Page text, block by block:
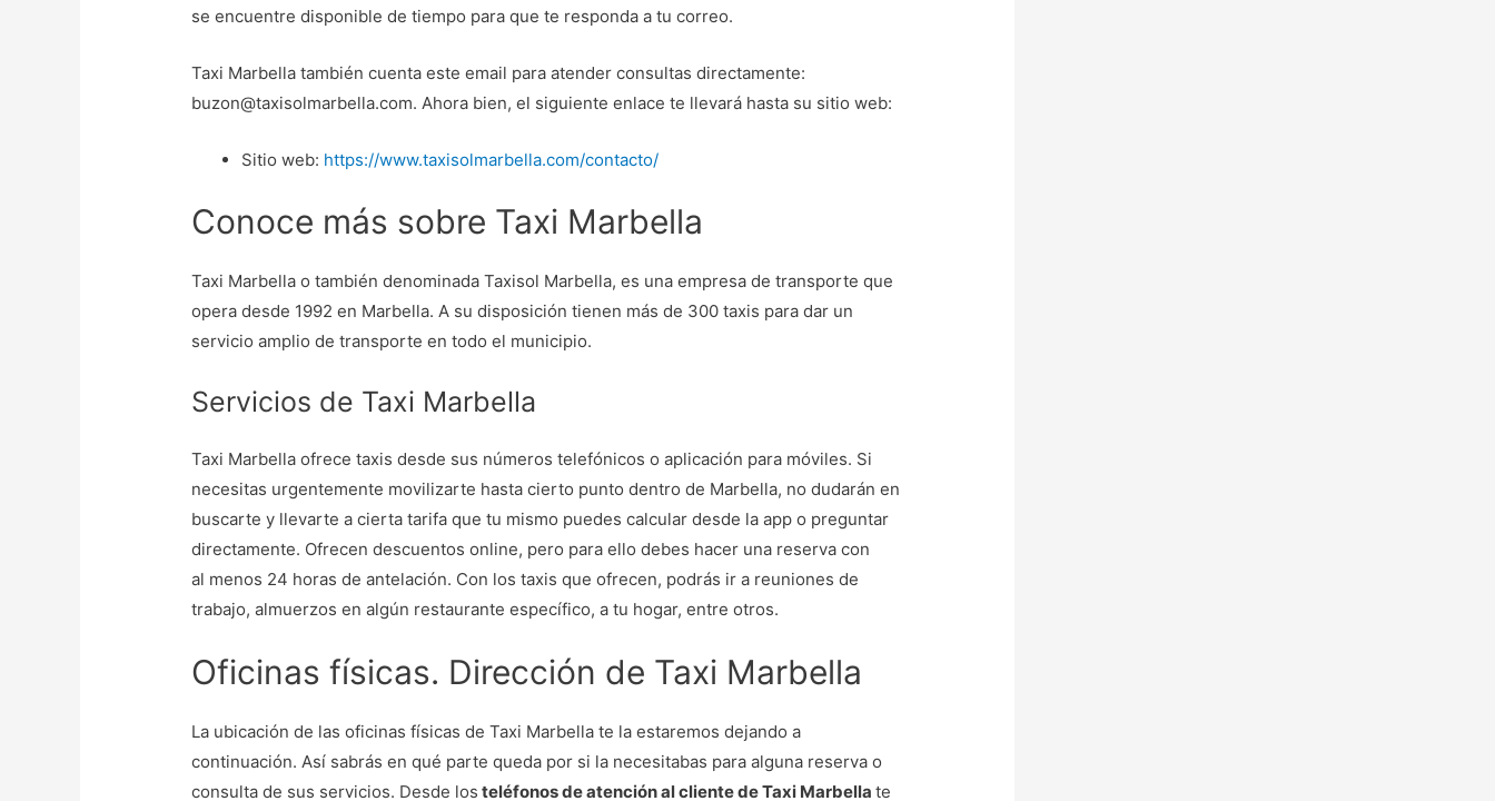
se encuentre disponible de tiempo para que te responda a tu correo.
Taxi Marbella también cuenta este email para atender consultas directamente:
buzon@taxisolmarbella.com. Ahora bien, el siguiente enlace te llevará hasta su sitio web:
Sitio web: https://www.taxisolmarbella.com/contacto/
Conoce más sobre Taxi Marbella
Taxi Marbella o también denominada Taxisol Marbella, es una empresa de transporte que
opera desde 1992 en Marbella. A su disposición tienen más de 300 taxis para dar un
servicio amplio de transporte en todo el municipio.
Servicios de Taxi Marbella
Taxi Marbella ofrece taxis desde sus números telefónicos o aplicación para móviles. Si
necesitas urgentemente movilizarte hasta cierto punto dentro de Marbella, no dudarán en
buscarte y llevarte a cierta tarifa que tu mismo puedes calcular desde la app o preguntar
directamente. Ofrecen descuentos online, pero para ello debes hacer una reserva con
al menos 24 horas de antelación. Con los taxis que ofrecen, podrás ir a reuniones de
trabajo, almuerzos en algún restaurante específico, a tu hogar, entre otros.
Oficinas físicas. Dirección de Taxi Marbella
La ubicación de las oficinas físicas de Taxi Marbella te la estaremos dejando a
continuación. Así sabrás en qué parte queda por si la necesitabas para alguna reserva o
consulta de sus servicios. Desde los teléfonos de atención al cliente de Taxi Marbellate